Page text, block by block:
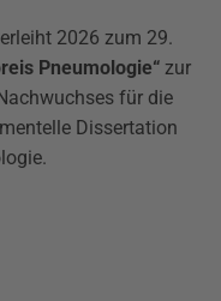
2026 zum 29.
Pneumologie“ zur
für die
Dissertation